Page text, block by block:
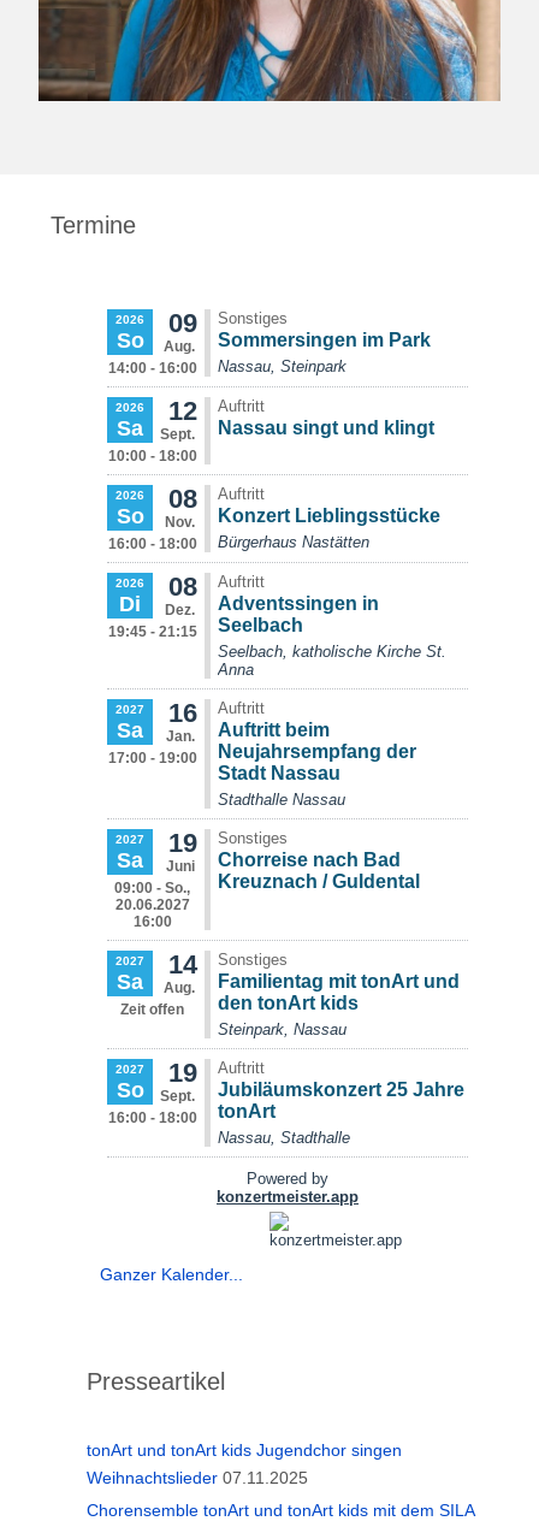
Termine
Ganzer Kalender...
Presseartikel
tonArt und tonArt kids Jugendchor singen
Weihnachtslieder 07.11.2025
Chorensemble tonArt und tonArt kids mit dem SILA